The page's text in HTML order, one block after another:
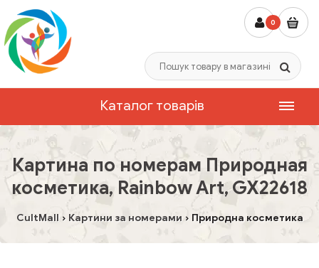
0
Каталог товарів
Картина по номерам Природная
косметика, Rainbow Art, GX22618
CultMall Картини за номерами Природна косметика